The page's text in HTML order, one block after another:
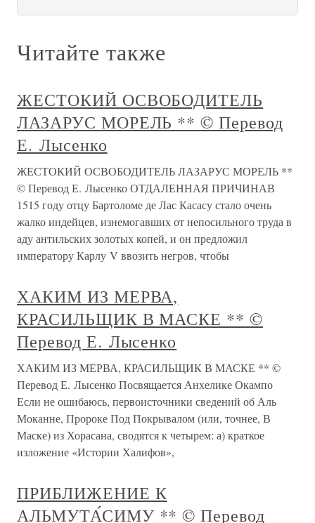
Читайте также
ЖЕСТОКИЙ ОСВОБОДИТЕЛЬ
ЛАЗАРУС МОРЕЛЬ ** © Перевод
Е. Лысенко
ЖЕСТОКИЙ ОСВОБОДИТЕЛЬ ЛАЗАРУС МОРЕЛЬ **
© Перевод Е. Лысенко ОТДАЛЕННАЯ ПРИЧИНАВ
1515 году отцу Бартоломе де Лас Касасу стало очень
жалко индейцев, изнемогавших от непосильного труда в
аду антильских золотых копей, и он предложил
императору Карлу V ввозить негров, чтобы
ХАКИМ ИЗ МЕРВА,
КРАСИЛЬЩИК В МАСКЕ ** ©
Перевод Е. Лысенко
ХАКИМ ИЗ МЕРВА, КРАСИЛЬЩИК В МАСКЕ ** ©
Перевод Е. Лысенко Посвящается Анхелике Окампо
Если не ошибаюсь, первоисточники сведений об Аль
Моканне, Пророке Под Покрывалом (или, точнее, В
Маске) из Хорасана, сводятся к четырем: а) краткое
изложение «Истории Халифов»,
ПРИБЛИЖЕНИЕ К
АЛЬМУТА́СИМУ ** © Перевод